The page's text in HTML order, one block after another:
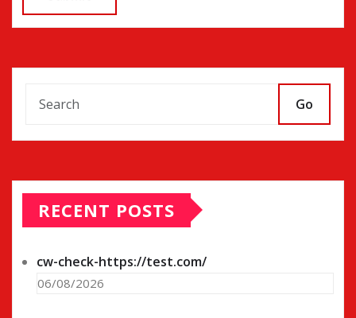
Go
RECENT POSTS
cw-check-https://test.com/
06/08/2026